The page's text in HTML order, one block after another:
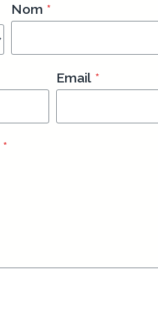
Nom *
Email *
*